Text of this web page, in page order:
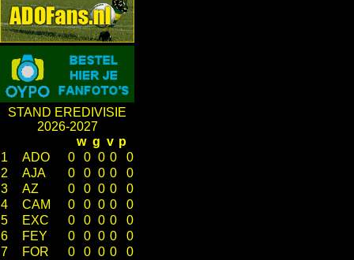
STAND EREDIVISIE
2026-2027
w g v p
1
ADO 0 0 0 0
0
2
AJA 0 0 0 0
0
3
AZ 0 0 0 0
0
4
CAM 0 0 0 0
0
5
EXC 0 0 0 0
0
6
FEY 0 0 0 0
0
7
FOR 0 0 0 0
0